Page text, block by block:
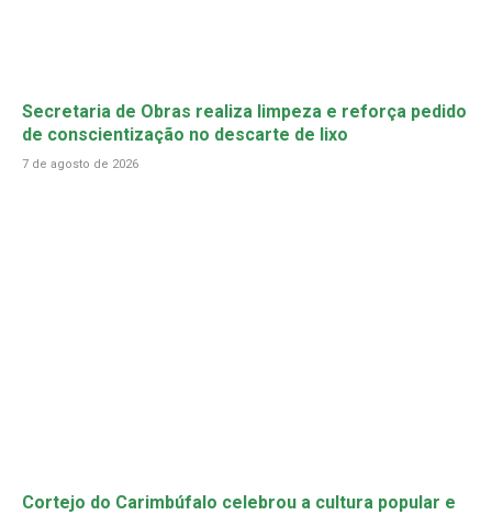
Secretaria de Obras realiza limpeza e reforça pedido
de conscientização no descarte de lixo
7 de agosto de 2026
Cortejo do Carimbúfalo celebrou a cultura popular e